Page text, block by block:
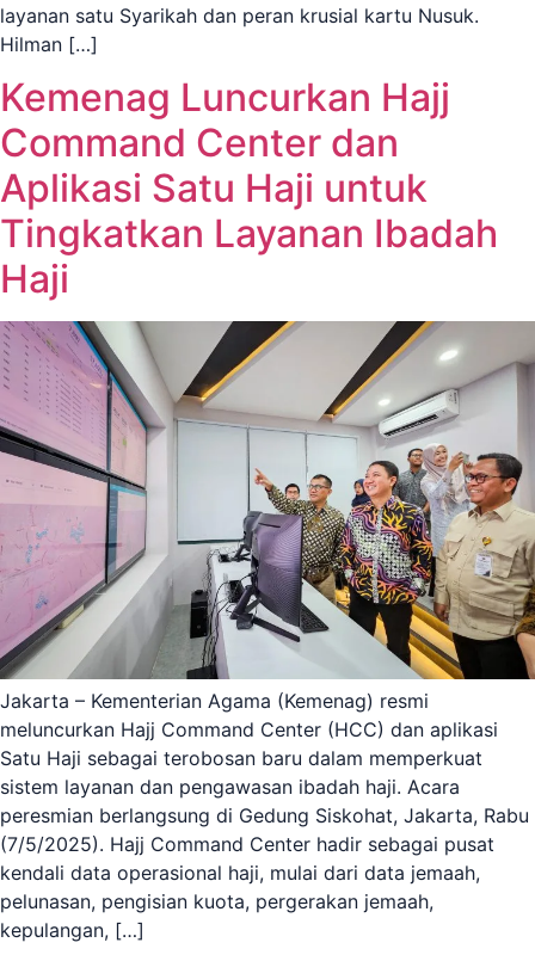
layanan satu Syarikah dan peran krusial kartu Nusuk.
Hilman […]
Kemenag Luncurkan Hajj
Command Center dan
Aplikasi Satu Haji untuk
Tingkatkan Layanan Ibadah
Haji
Jakarta – Kementerian Agama (Kemenag) resmi
meluncurkan Hajj Command Center (HCC) dan aplikasi
Satu Haji sebagai terobosan baru dalam memperkuat
sistem layanan dan pengawasan ibadah haji. Acara
peresmian berlangsung di Gedung Siskohat, Jakarta, Rabu
(7/5/2025). Hajj Command Center hadir sebagai pusat
kendali data operasional haji, mulai dari data jemaah,
pelunasan, pengisian kuota, pergerakan jemaah,
kepulangan, […]